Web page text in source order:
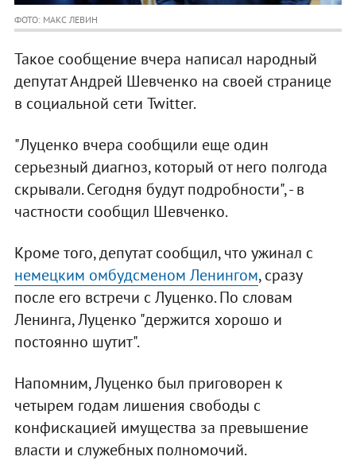
ФОТО: МАКС ЛЕВИН
Такое сообщение вчера написал народный
депутат Андрей Шевченко на своей странице
в социальной сети Twitter.
"Луценко вчера сообщили еще один
серьезный диагноз, который от него полгода
скрывали. Сегодня будут подробности", - в
частности сообщил Шевченко.
Кроме того, депутат сообщил, что ужинал с
немецким омбудсменом Ленингом, сразу
после его встречи с Луценко. По словам
Ленинга, Луценко "держится хорошо и
постоянно шутит".
Напомним, Луценко был приговорен к
четырем годам лишения свободы с
конфискацией имущества за превышение
власти и служебных полномочий.